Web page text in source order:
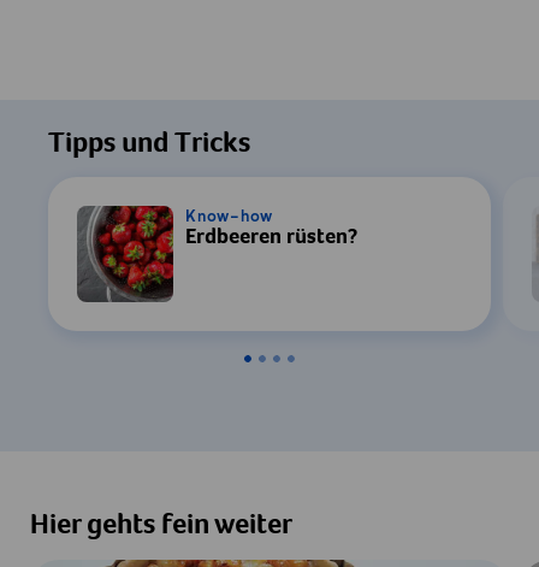
Tipps und Tricks
Know-how
Erdbeeren rüsten?
Hier gehts fein weiter